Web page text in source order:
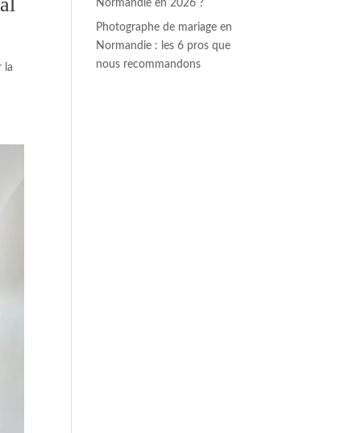
la
Normandie en 2026 ?
Photographe de mariage en
Normandie : les 6 pros que
nous recommandons